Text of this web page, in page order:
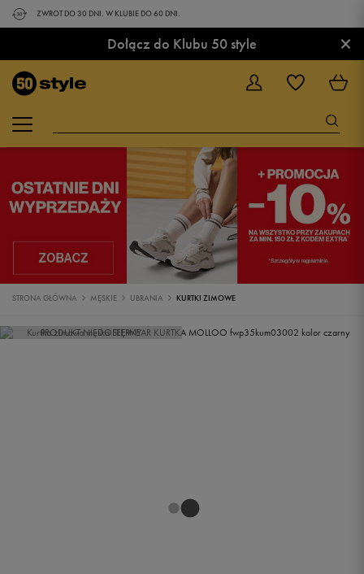
ZWROT DO 30 DNI. W KLUBIE DO 60 DNI.
Dołącz do Klubu 50 style ×
STRONA GŁÓWNA MĘSKIE UBRANIA KURTKI ZIMOWE
PRODUKT NIEDOSTĘPNY